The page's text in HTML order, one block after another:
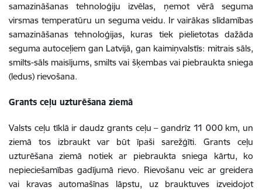
samazināšanas tehnoloģiju izvēlas, ņemot vērā seguma
virsmas temperatūru un seguma veidu. Ir vairākas slīdamības
samazināšanas tehnoloģijas, kuras tiek pielietotas dažāda
seguma autoceļiem gan Latvijā, gan kaimiņvalstīs: mitrais sāls,
smilts-sāls maisījums, smilts vai šķembas vai piebraukta sniega
(ledus) rievošana.
Grants ceļu uzturēšana ziemā
Valsts ceļu tīklā ir daudz grants ceļu – gandrīz 11 000 km, un
ziemā tos izbraukt var būt īpaši sarežģīti. Grants ceļu
uzturēšana ziemā notiek ar piebraukta sniega kārtu, ko
nepieciešamības gadījumā rievo. Rievošanu veic ar greidera
vai kravas automašīnas lāpstu, uz brauktuves izveidojot